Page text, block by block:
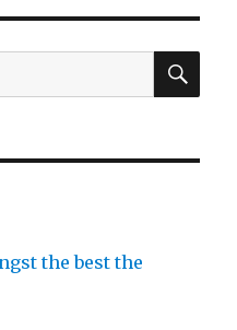
the best the